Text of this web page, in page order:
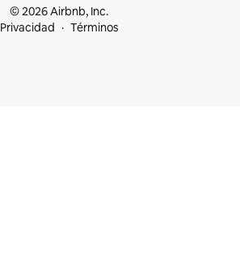
© 2026 Airbnb, Inc.
Privacidad
Términos